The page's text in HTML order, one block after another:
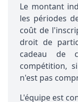
Le montant
les périodes
coût de
droit de
cadeau de
compétition,
n'est pas
L'équipe est